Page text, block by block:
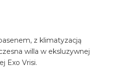
z klimatyzacją
willa w eksluzywnej
Exo Vrisi.